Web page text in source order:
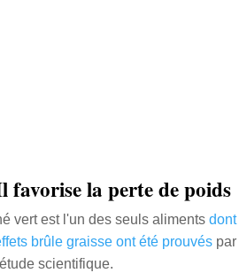
favorise la perte de poids
vert est l'un des seuls alimentsdont
brûle graisse ont été prouvés par
scientifique.